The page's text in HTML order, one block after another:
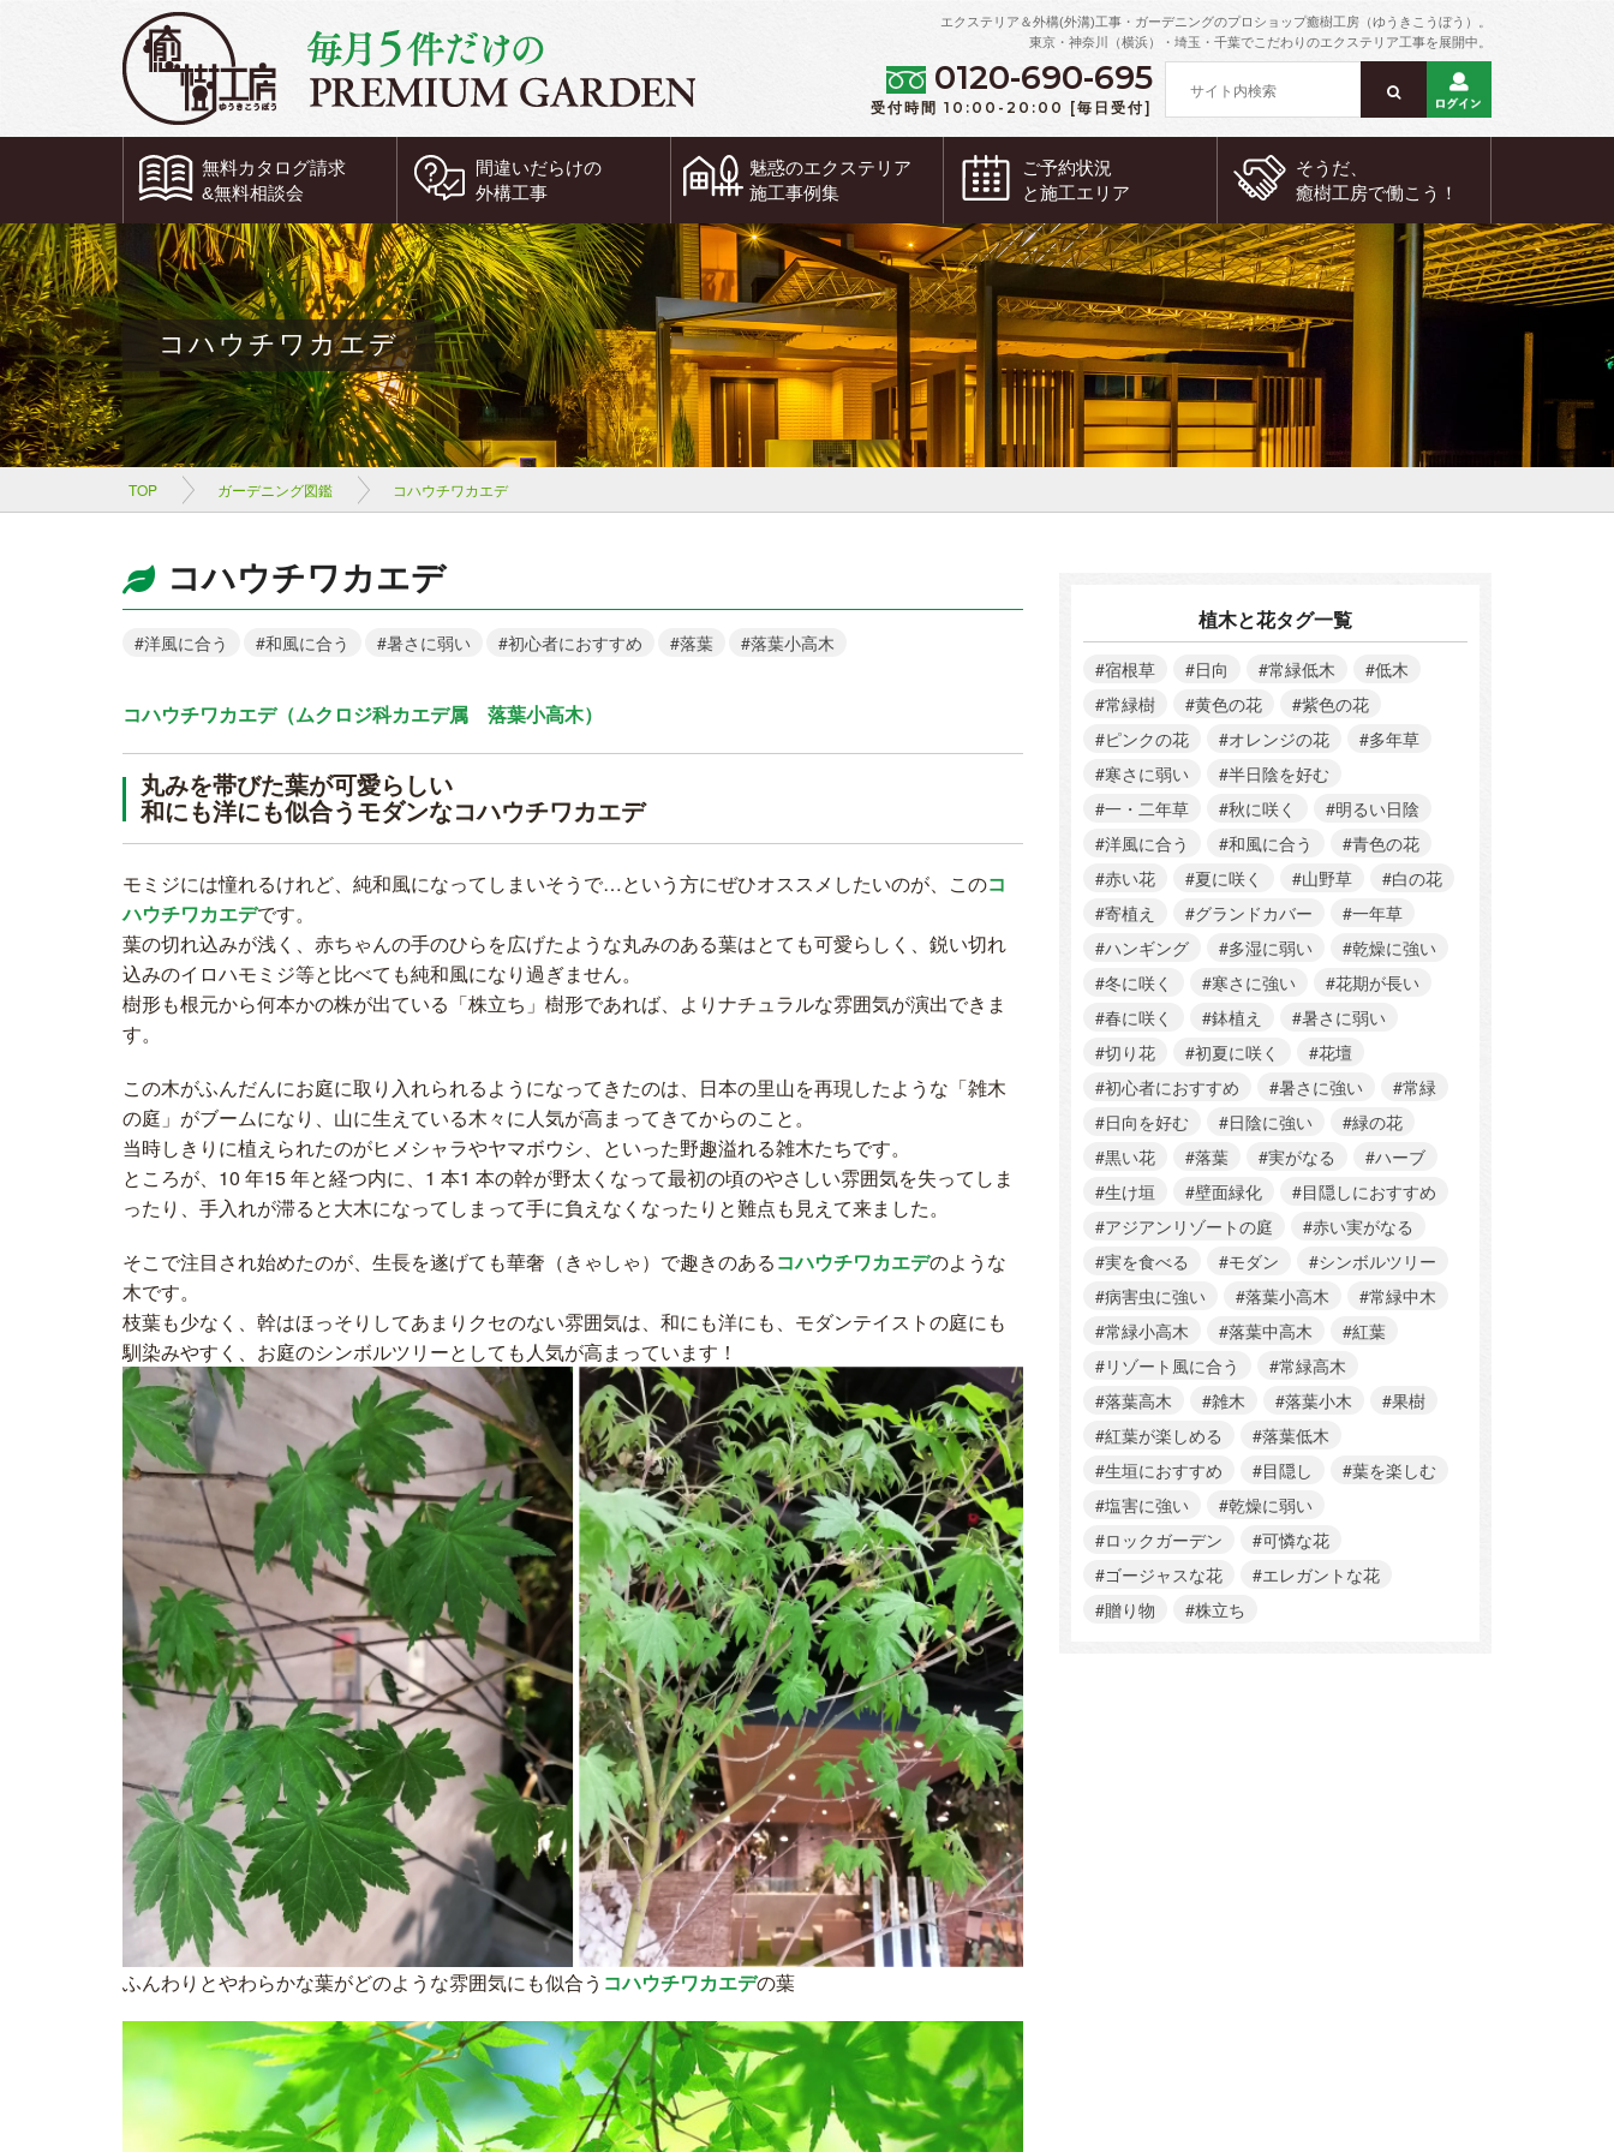
エクステリア＆外構(外溝)工事・ガーデニングのプロショップ癒樹工房（ゆうきこうぼう）。
東京・神奈川（横浜）・埼玉・千葉でこだわりのエクステリア工事を展開中。
0120-690-695
受付時間 10:00-20:00 [毎日受付]
無料カタログ請求
&無料相談会
間違いだらけの
外構工事
魅惑のエクステリア
施工事例集
ご予約状況
と施工エリア
そうだ、
癒樹工房で働こう！
コハウチワカエデ
TOP ガーデニング図鑑 コハウチワカエデ
コハウチワカエデ
#洋風に合う #和風に合う #暑さに弱い #初心者におすすめ #落葉 #落葉小高木
コハウチワカエデ（ムクロジ科カエデ属 落葉小高木）
丸みを帯びた葉が可愛らしい
和にも洋にも似合うモダンなコハウチワカエデ
モミジには憧れるけれど、純和風になってしまいそうで…という方にぜひオススメしたいのが、このコ
ハウチワカエデです。
葉の切れ込みが浅く、赤ちゃんの手のひらを広げたような丸みのある葉はとても可愛らしく、鋭い切れ
込みのイロハモミジ等と比べても純和風になり過ぎません。
樹形も根元から何本かの株が出ている「株立ち」樹形であれば、よりナチュラルな雰囲気が演出できま
す。
この木がふんだんにお庭に取り入れられるようになってきたのは、日本の里山を再現したような「雑木
の庭」がブームになり、山に生えている木々に人気が高まってきてからのこと。
当時しきりに植えられたのがヒメシャラやヤマボウシ、といった野趣溢れる雑木たちです。
ところが、10 年15 年と経つ内に、1 本1 本の幹が野太くなって最初の頃のやさしい雰囲気を失ってしま
ったり、手入れが滞ると大木になってしまって手に負えなくなったりと難点も見えて来ました。
そこで注目され始めたのが、生長を遂げても華奢（きゃしゃ）で趣きのあるコハウチワカエデのような
木です。
枝葉も少なく、幹はほっそりしてあまりクセのない雰囲気は、和にも洋にも、モダンテイストの庭にも
馴染みやすく、お庭のシンボルツリーとしても人気が高まっています！
ふんわりとやわらかな葉がどのような雰囲気にも似合う コハウチワカエデの葉
植木と花タグ一覧
#宿根草 #日向 #常緑低木
#低木
#常緑樹
#黄色の花
#紫色の花
#ピンクの花
#オレンジの花
#多年草
#寒さに弱い
#半日陰を好む
#一・二年草
#秋に咲く
#明るい日陰
#洋風に合う
#和風に合う
#青色の花
#赤い花
#夏に咲く #山野草
#白の花
#寄植え
#グランドカバー
#一年草
#ハンギング
#多湿に弱い
#乾燥に強い
#冬に咲く
#寒さに強い
#花期が長い
#春に咲く
#鉢植え
#暑さに弱い
#切り花
#初夏に咲く
#花壇
#初心者におすすめ
#暑さに強い
#常緑
#日向を好む
#日陰に強い
#緑の花
#黒い花
#落葉 #実がなる
#ハーブ
#生け垣
#壁面緑化
#目隠しにおすすめ
#アジアンリゾートの庭
#赤い実がなる
#実を食べる
#モダン
#シンボルツリー
#病害虫に強い
#落葉小高木
#常緑中木
#常緑小高木
#落葉中高木
#紅葉
#リゾート風に合う
#常緑高木
#落葉高木
#雑木 #落葉小木
#果樹
#紅葉が楽しめる
#落葉低木
#生垣におすすめ
#目隠し
#葉を楽しむ
#塩害に強い
#乾燥に弱い
#ロックガーデン
#可憐な花
#ゴージャスな花
#エレガントな花
#贈り物
#株立ち